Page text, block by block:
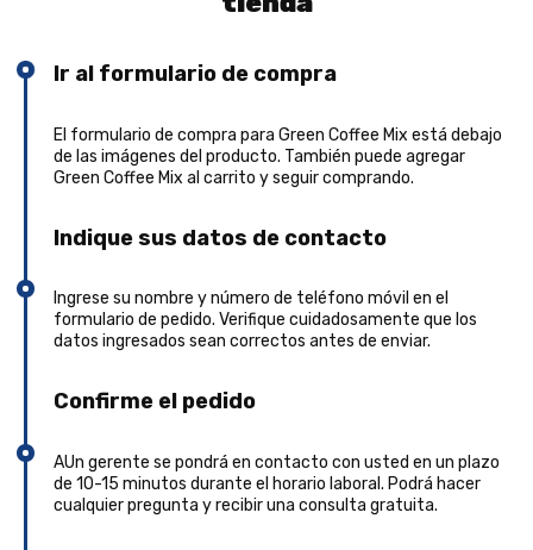
Ir al formulario de compra
El formulario de compra para Green Coffee Mix está debajo
de las imágenes del producto. También puede agregar
Green Coffee Mix al carrito y seguir comprando.
Indique sus datos de contacto
Ingrese su nombre y número de teléfono móvil en el
formulario de pedido. Verifique cuidadosamente que los
datos ingresados sean correctos antes de enviar.
Confirme el pedido
AUn gerente se pondrá en contacto con usted en un plazo
de 10-15 minutos durante el horario laboral. Podrá hacer
cualquier pregunta y recibir una consulta gratuita.